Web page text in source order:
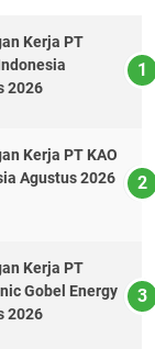
Kerja PT
2026
Kerja PT KAO
Agustus 2026
Kerja PT
Gobel Energy
2026